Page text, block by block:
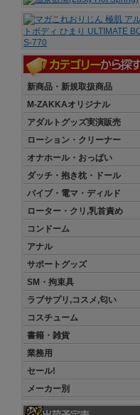
新商品・新規取扱商品
M-ZAKKAオリジナル
アダルトグッズ実演販売
ローション・クリーナー
オナホール・おっぱい
ダッチ・抱き枕・ドール
バイブ・電マ・ディルド
ローター・クリ,乳首責め
コンドーム
アナル
サポートグッズ
SM・拘束具
ラブサプリ,コスメ,匂い
コスチューム
書籍・雑貨
業務用
セール!
メーカー別